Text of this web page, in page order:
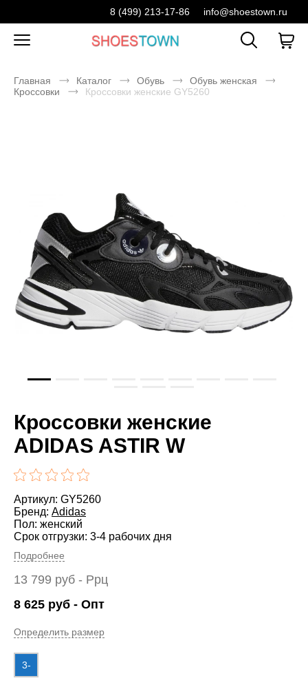
8 (499) 213-17-86 info@shoestown.ru
Главная Каталог Обувь
Обувь женская
Кроссовки
Кроссовки женские GY5260
Кроссовки женские
ADIDAS ASTIR W
Артикул: GY5260
Бренд: Adidas
Пол: женский
Срок отгрузки: 3-4 рабочих дня
Подробнее
13 799 руб - Ррц
8 625 руб - Опт
Определить размер
3-